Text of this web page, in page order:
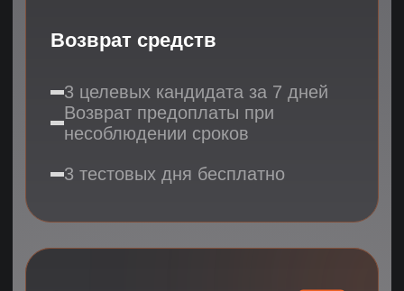
до успешной работы —
всего 14 дней
удаленных сотрудников с гарантией результата